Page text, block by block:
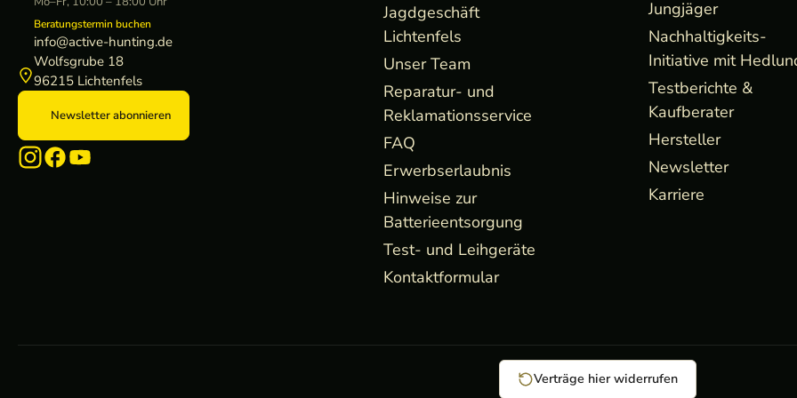
Beratungstermin buchen
info@active-hunting.de
Wolfsgrube 18
96215 Lichtenfels
Newsletter abonnieren
Jagdgeschäft
Lichtenfels
Unser Team
Reparatur- und
Reklamationsservice
FAQ
Erwerbserlaubnis
Hinweise zur
Batterieentsorgung
Test- und Leihgeräte
Kontaktformular
Jungjäger
Nachhaltigkeits-
Initiative mit
Testberichte &
Kaufberater
Hersteller
Newsletter
Karriere
Verträge hier widerrufen